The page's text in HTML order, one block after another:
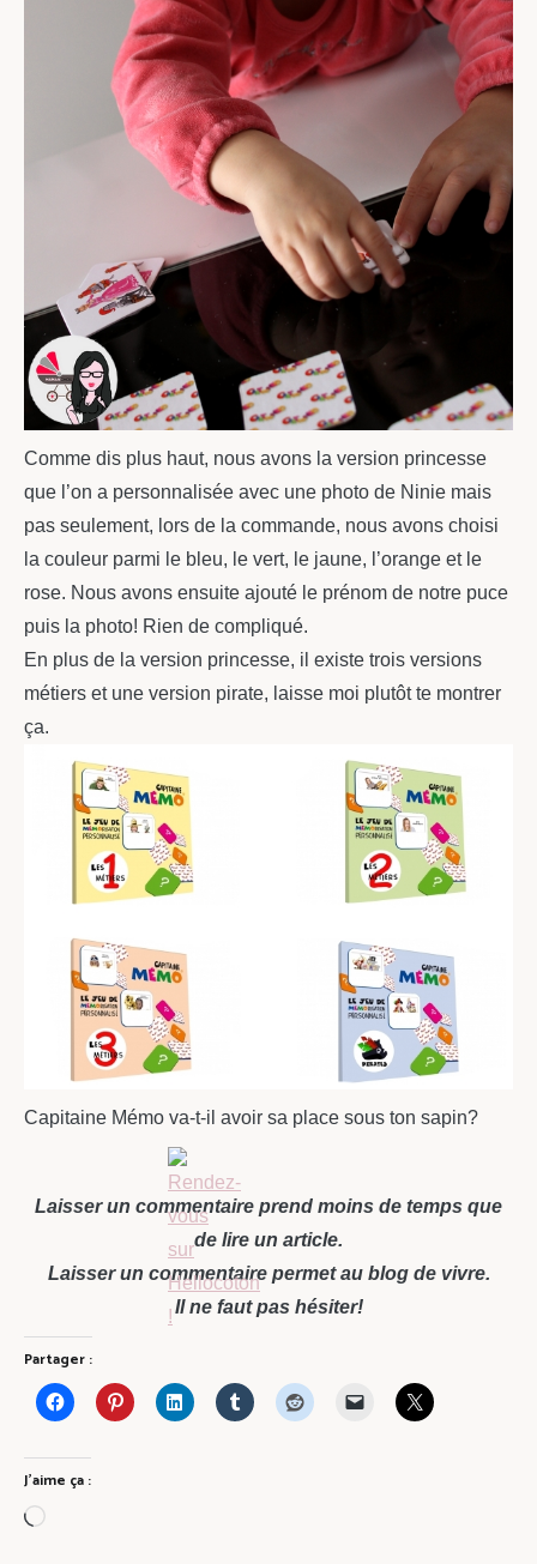
Comme dis plus haut, nous avons la version princesse
que l’on a personnalisée avec une photo de Ninie mais
pas seulement, lors de la commande, nous avons choisi
la couleur parmi le bleu, le vert, le jaune, l’orange et le
rose. Nous avons ensuite ajouté le prénom de notre puce
puis la photo! Rien de compliqué.
En plus de la version princesse, il existe trois versions
métiers et une version pirate, laisse moi plutôt te montrer
ça.
Capitaine Mémo va-t-il avoir sa place sous ton sapin?
Laisser un commentaire prend moins de temps que
de lire un article.
Laisser un commentaire permet au blog de vivre.
Il ne faut pas hésiter!
Partager :
J’aime ça :
Chargement…